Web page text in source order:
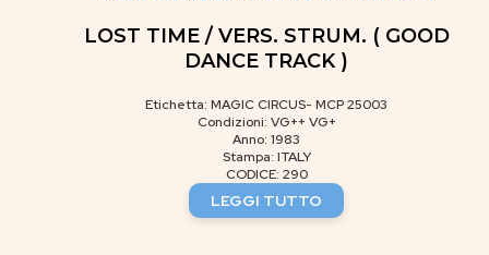
LOST TIME / VERS. STRUM. ( GOOD
DANCE TRACK )
Etichetta: MAGIC CIRCUS- MCP 25003
Condizioni: VG++ VG+
Anno: 1983
Stampa: ITALY
CODICE: 290
LEGGI TUTTO